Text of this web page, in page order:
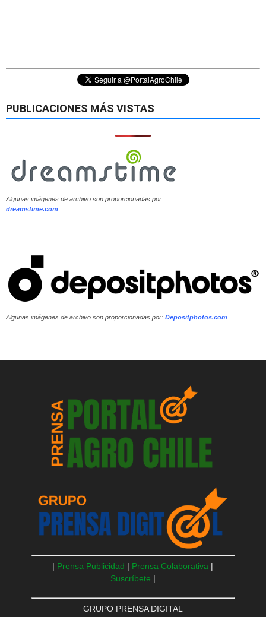
PUBLICACIONES MÁS VISTAS
Algunas imágenes de archivo son proporcionadas por:
dreamstime.com
Algunas imágenes de archivo son proporcionadas por: Depositphotos.com
| Prensa Publicidad | Prensa Colaborativa |
Suscríbete |
GRUPO PRENSA DIGITAL